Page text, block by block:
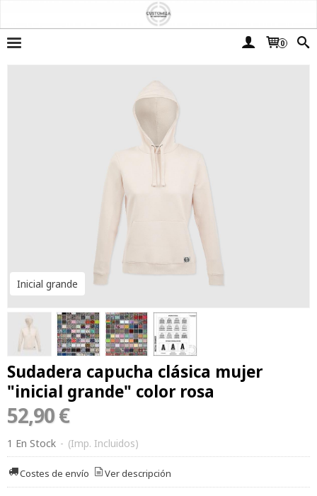
0
Inicial grande
Sudadera capucha clásica mujer
"inicial grande" color rosa
52,90 €
1 En Stock - (Imp. Incluidos)
Costes de envío Ver descripción